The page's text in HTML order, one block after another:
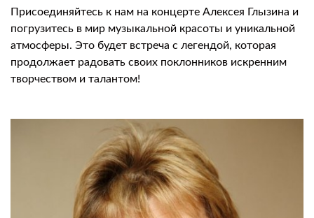
Присоединяйтесь к нам на концерте Алексея Глызина и
погрузитесь в мир музыкальной красоты и уникальной
атмосферы. Это будет встреча с легендой, которая
продолжает радовать своих поклонников искренним
творчеством и талантом!